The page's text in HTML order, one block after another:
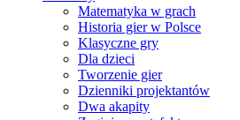
Matematyka w grach
Historia gier w Polsce
Klasyczne gry
Dla dzieci
Tworzenie gier
Dzienniki projektantów
Dwa akapity